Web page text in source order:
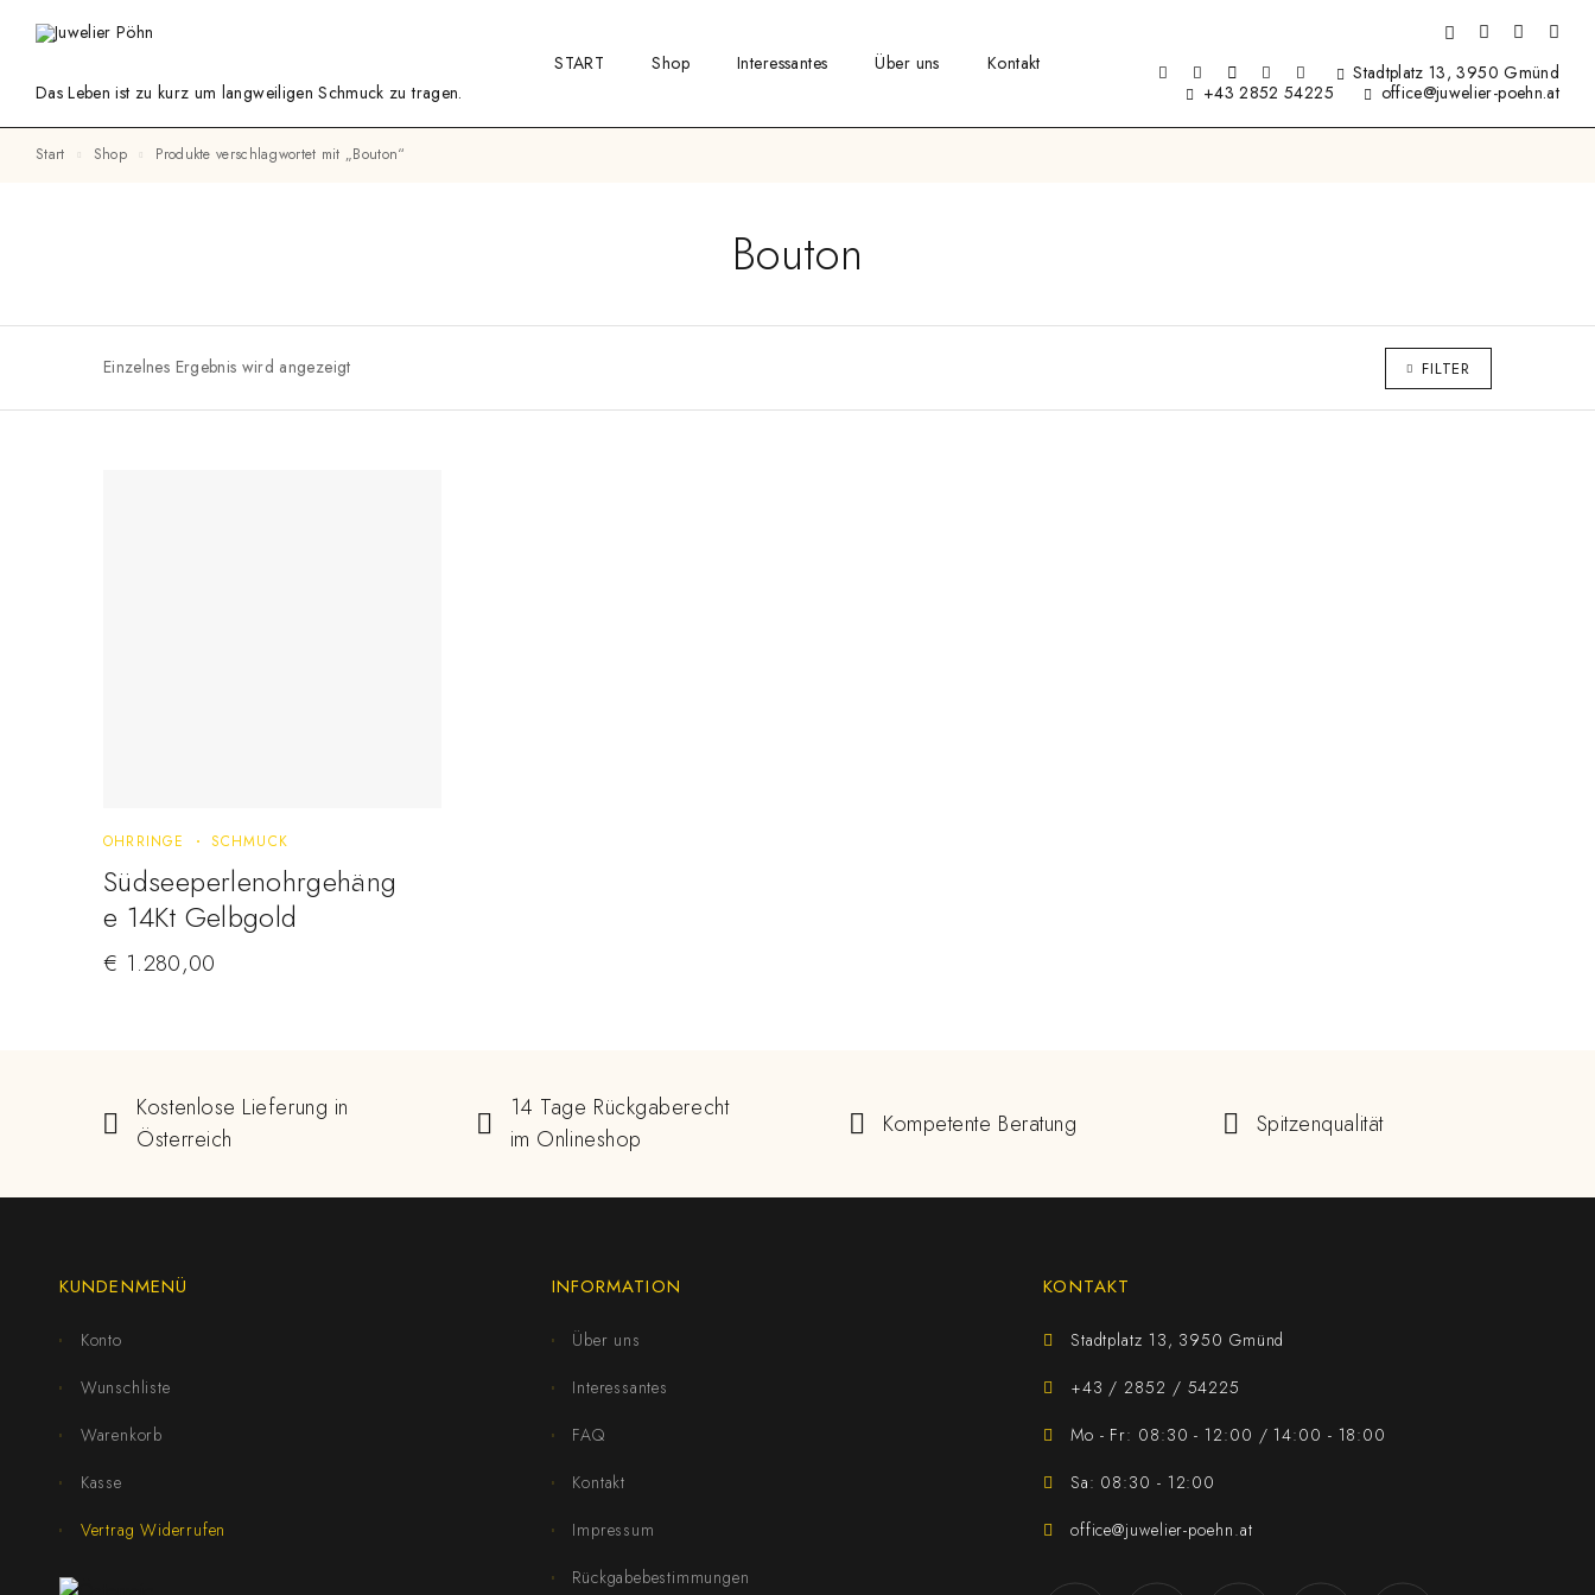
Das Leben ist zu kurz um langweiligen Schmuck zu tragen.
START Shop Interessantes Über uns Kontakt
Stadtplatz 13, 3950 Gmünd
+43 2852 54225
office@juwelier-poehn.at
Start Shop Produkte verschlagwortet mit „Bouton“
Bouton
Einzelnes Ergebnis wird angezeigt FILTER
OHRRINGE SCHMUCK
Südseeperlenohrgehäng
E 14Kt Gelbgold
€ 1.280,00
Kostenlose Lieferung in
Österreich
14 Tage Rückgaberecht
im Onlineshop
Kompetente Beratung Spitzenqualität
KUNDENMENÜ
Konto
Wunschliste
Warenkorb
Kasse
Vertrag Widerrufen
INFORMATION
Über uns
Interessantes
FAQ
Kontakt
Impressum
Rückgabebestimmungen
KONTAKT
Stadtplatz 13, 3950 Gmünd
+43 / 2852 / 54225
Mo - Fr: 08:30 - 12:00 / 14:00 - 18:00
Sa: 08:30 - 12:00
office@juwelier-poehn.at